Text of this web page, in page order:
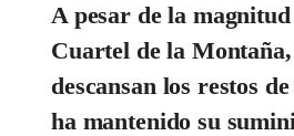
A pesar de la
Cuartel de la
descansan los restos
ha mantenido su